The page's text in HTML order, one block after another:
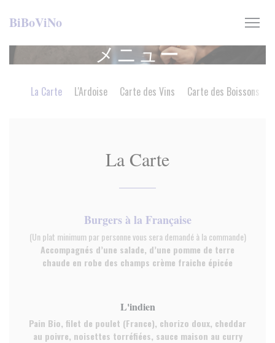
BiBoViNo
メニュー
La Carte L'Ardoise Carte des Vins Carte des Boissons
La Carte
Burgers à la Française
(Un plat minimum par personne vous sera demandé à la commande)
Accompagnés d’une salade, d’une pomme de terre
chaude en robe des champs crème fraiche épicée
L'indien
Pain Bio, filet de poulet (France), chorizo doux, cheddar
au poivre, noisettes torréfiées, sauce maison au curry